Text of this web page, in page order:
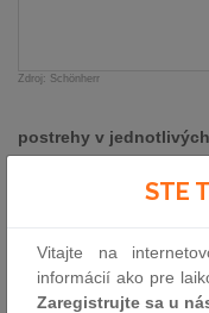
Zdroj: Schönherr
postrehy v
Limitovaná tlačená
východnej Európy.
Online verzia
STE
Vitajte na
informácií ako pre
Zaregistrujte sa u